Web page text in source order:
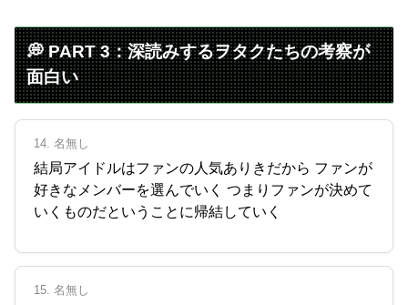
💭 PART 3：深読みするヲタクたちの考察が
面白い
14. 名無し
結局アイドルはファンの人気ありきだから ファンが
好きなメンバーを選んでいく つまりファンが決めて
いくものだということに帰結していく
15. 名無し